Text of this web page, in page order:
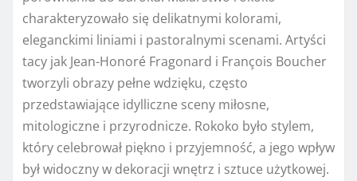
charakteryzowało się delikatnymi kolorami,
eleganckimi liniami i pastoralnymi scenami. Artyści
tacy jak Jean-Honoré Fragonard i François Boucher
tworzyli obrazy pełne wdzięku, często
przedstawiające idylliczne sceny miłosne,
mitologiczne i przyrodnicze. Rokoko było stylem,
który celebrował piękno i przyjemność, a jego wpływ
był widoczny w dekoracji wnętrz i sztuce użytkowej.